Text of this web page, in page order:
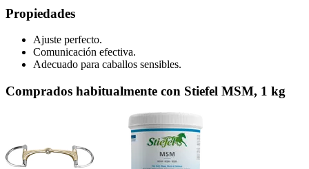
Propiedades
Ajuste perfecto.
Comunicación efectiva.
Adecuado para caballos sensibles.
Comprados habitualmente con Stiefel MSM, 1 kg